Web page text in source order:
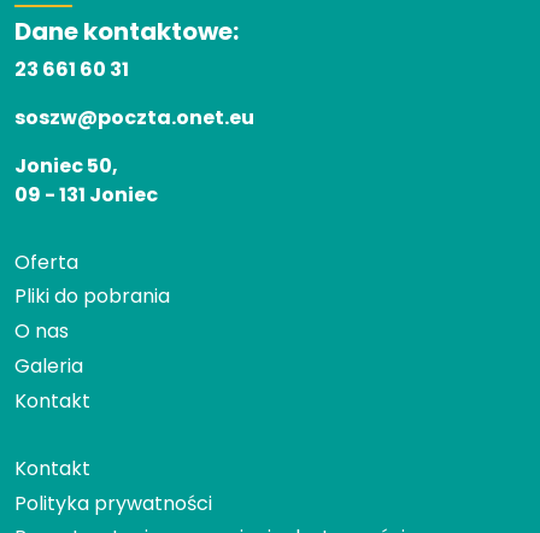
Dane kontaktowe:
23 661 60 31
soszw@poczta.onet.eu
Joniec 50,
09 - 131 Joniec
Oferta
Pliki do pobrania
O nas
Galeria
Kontakt
Kontakt
Polityka prywatności